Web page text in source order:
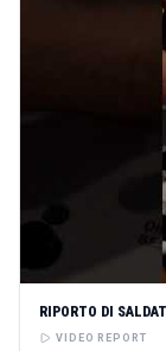
RIPORTO DI
VIDEO REPORT